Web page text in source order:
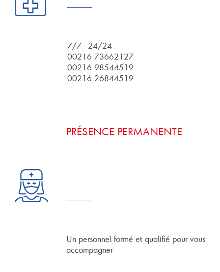
7/7 - 24/24
00216 73662127
00216 98544519
00216 26844519
PRÉSENCE PERMANENTE
Un personnel formé et qualifié pour vous
accompagner